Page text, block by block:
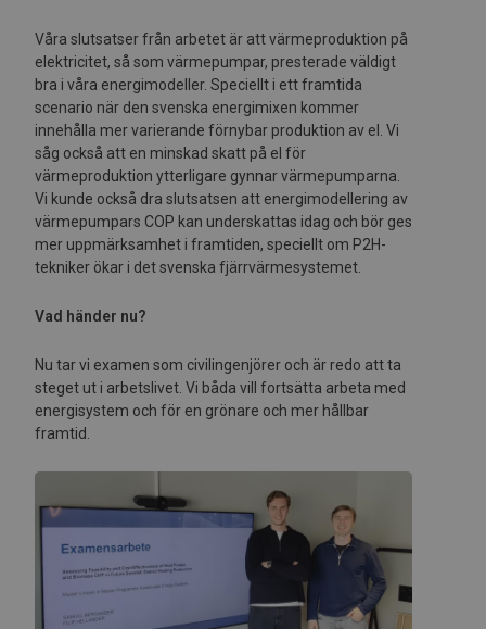
Våra slutsatser från arbetet är att värmeproduktion på
elektricitet, så som värmepumpar, presterade väldigt
bra i våra energimodeller. Speciellt i ett framtida
scenario när den svenska energimixen kommer
innehålla mer varierande förnybar produktion av el. Vi
såg också att en minskad skatt på el för
värmeproduktion ytterligare gynnar värmepumparna.
Vi kunde också dra slutsatsen att energimodellering av
värmepumpars COP kan underskattas idag och bör ges
mer uppmärksamhet i framtiden, speciellt om P2H-
tekniker ökar i det svenska fjärrvärmesystemet.
Vad händer nu?
Nu tar vi examen som civilingenjörer och är redo att ta
steget ut i arbetslivet. Vi båda vill fortsätta arbeta med
energisystem och för en grönare och mer hållbar
framtid.